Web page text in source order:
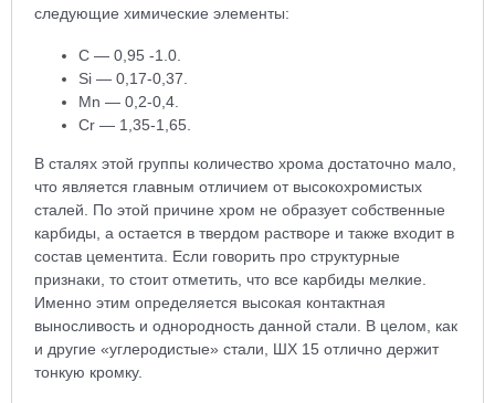
следующие химические элементы:
С — 0,95 -1.0.
Si — 0,17-0,37.
Mn — 0,2-0,4.
Cr — 1,35-1,65.
В сталях этой группы количество хрома достаточно мало,
что является главным отличием от высокохромистых
сталей. По этой причине хром не образует собственные
карбиды, а остается в твердом растворе и также входит в
состав цементита. Если говорить про структурные
признаки, то стоит отметить, что все карбиды мелкие.
Именно этим определяется высокая контактная
выносливость и однородность данной стали. В целом, как
и другие «углеродистые» стали, ШХ 15 отлично держит
тонкую кромку.